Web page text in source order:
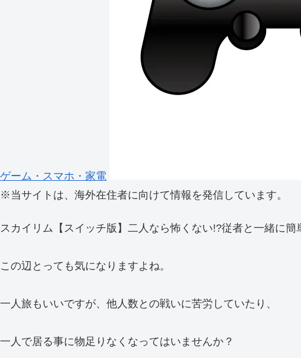
ゲーム・スマホ・家電
※当サイトは、海外在住者に向けて情報を発信しています。
スカイリム【スイッチ版】二人なら怖くない!?従者と一緒に簡
この辺とっても気になりますよね。
一人旅もいいですが、他人数との戦いに苦労していたり、
一人で居る事に物足りなくなってはいませんか？